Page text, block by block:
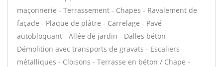
maçonnerie - Terrassement - Chapes - Ravalement de
façade - Plaque de plâtre - Carrelage - Pavé
autobloquant - Allée de jardin - Dalles béton -
Démolition avec transports de gravats - Escaliers
métalliques - Cloisons - Terrasse en béton / Chape -